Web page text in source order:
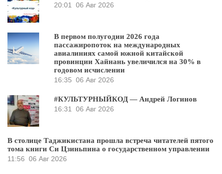
20:01
06 Авг 2026
В первом полугодии 2026 года
пассажиропоток на международных
авиалиниях самой южной китайской
провинции Хайнань увеличился на 30% в
годовом исчислении
16:35 06 Авг 2026
#КУЛЬТУРНЫЙКОД — Андрей Логинов
16:31
06 Авг 2026
В столице Таджикистана прошла встреча читателей пятого
тома книги Си Цзиньпина о государственном управлении
11:56 06 Авг 2026